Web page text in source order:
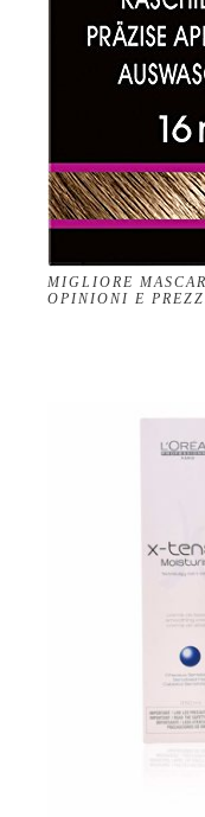
MIGLIORE
OPINIONI E